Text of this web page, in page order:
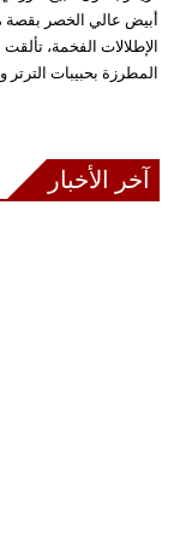
أبيض عالي الخصر بقصة
الإطلالات الفخمة،
المطرزة بحبيبات الترتر
آخر الأخبار